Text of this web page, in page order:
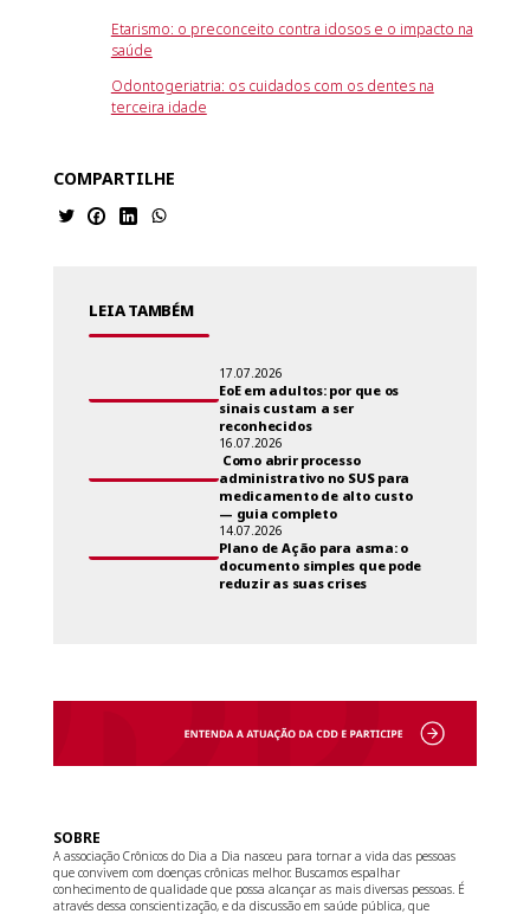
Etarismo: o preconceito contra idosos e o impacto na
saúde
Odontogeriatria: os cuidados com os dentes na
terceira idade
COMPARTILHE
LEIA TAMBÉM
17.07.2026
EoE em adultos: por que os
sinais custam a ser
reconhecidos
16.07.2026
Como abrir processo
administrativo no SUS para
medicamento de alto custo
— guia completo
14.07.2026
Plano de Ação para asma: o
documento simples que pode
reduzir as suas crises
SOBRE
A associação Crônicos do Dia a Dia nasceu para tornar a vida das pessoas
que convivem com doenças crônicas melhor. Buscamos espalhar
conhecimento de qualidade que possa alcançar as mais diversas pessoas. É
através dessa conscientização, e da discussão em saúde pública, que